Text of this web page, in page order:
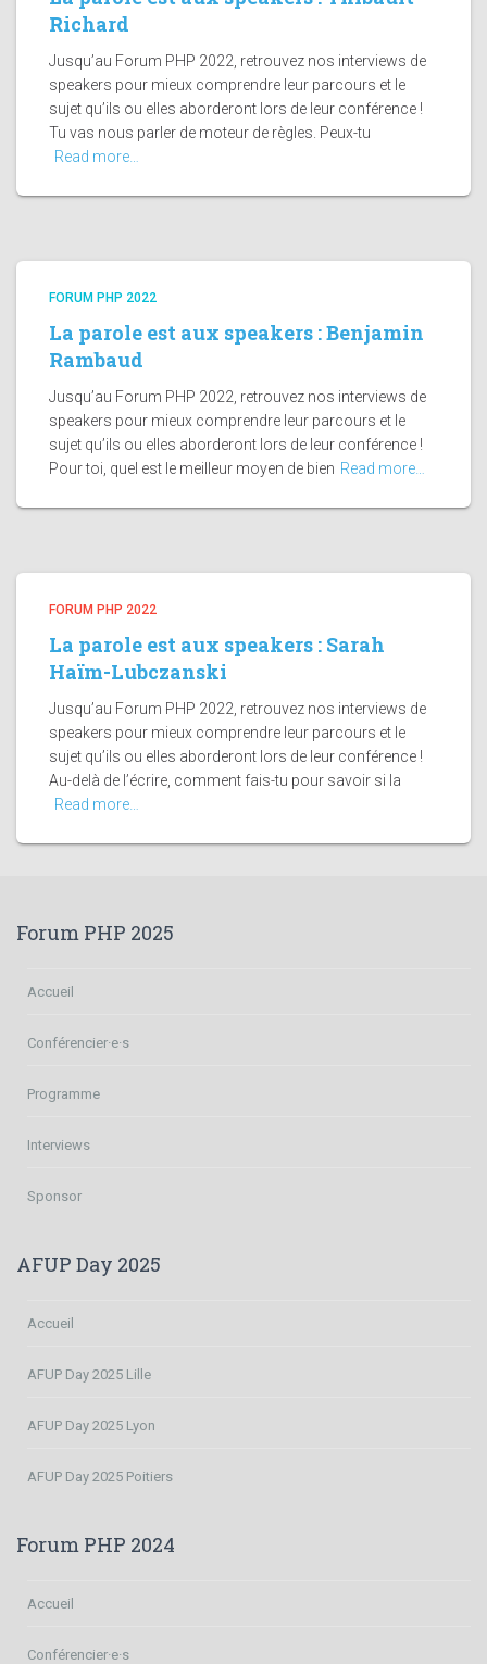
Richard
Jusqu’au Forum PHP 2022, retrouvez nos interviews de
speakers pour mieux comprendre leur parcours et le
sujet qu’ils ou elles aborderont lors de leur conférence !
Tu vas nous parler de moteur de règles. Peux-tu
Read more…
FORUM PHP 2022
La parole est aux speakers : Benjamin
Rambaud
Jusqu’au Forum PHP 2022, retrouvez nos interviews de
speakers pour mieux comprendre leur parcours et le
sujet qu’ils ou elles aborderont lors de leur conférence !
Pour toi, quel est le meilleur moyen de bien Read more…
FORUM PHP 2022
La parole est aux speakers : Sarah
Haïm-Lubczanski
Jusqu’au Forum PHP 2022, retrouvez nos interviews de
speakers pour mieux comprendre leur parcours et le
sujet qu’ils ou elles aborderont lors de leur conférence !
Au-delà de l’écrire, comment fais-tu pour savoir si la
Read more…
Forum PHP 2025
Accueil
Conférencier·e·s
Programme
Interviews
Sponsor
AFUP Day 2025
Accueil
AFUP Day 2025 Lille
AFUP Day 2025 Lyon
AFUP Day 2025 Poitiers
Forum PHP 2024
Accueil
Conférencier·e·s